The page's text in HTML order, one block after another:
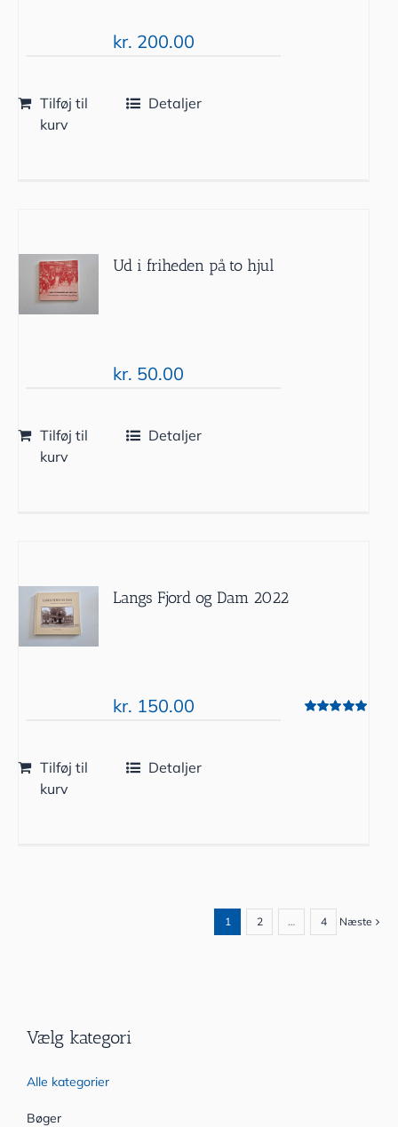
kr. 200.00
Tilføj til
kurv
Detaljer
Ud i friheden på to hjul
kr. 50.00
Tilføj til
kurv
Detaljer
Langs Fjord og Dam 2022
kr. 150.00
Tilføj til
kurv
Detaljer
1 2 … 4 Næste
Vælg kategori
Alle kategorier
Bøger